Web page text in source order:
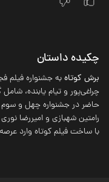
چکیده داستان
برش کوتاهبه جشنواره فیلم
چراغی‌پور و تیام یابنده،
حاضر در جشنواره چهل و سوم
رامتین شهبازی و امیر‌رضا
با ساخت فیلم کوتاه وارد